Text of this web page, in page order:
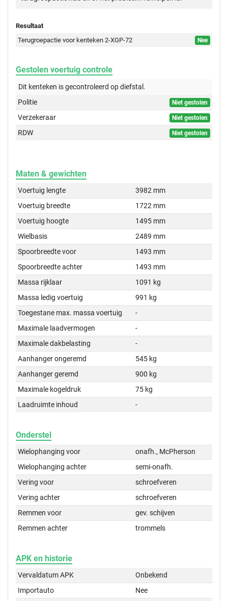
Resultaat
Terugroepactie voor kenteken 2-XGP-72
Nee
Gestolen voertuig controle
Dit kenteken is gecontroleerd opdiefstal.
Politie
Niet gestolen
Verzekeraar Niet gestolen
RDW Niet gestolen
Maten & gewichten
Voertuig lengte
3982 mm
Voertuig breedte
1722 mm
Voertuig hoogte
1495 mm
Wielbasis
2489 mm
Spoorbreedte voor
1493 mm
Spoorbreedte achter
1493 mm
Massa rijklaar
1091 kg
Massa ledig voertuig
991 kg
Toegestane max. massa voertuig
-
Maximale laadvermogen
-
Maximale dakbelasting
-
Aanhanger ongeremd
545 kg
Aanhanger geremd
900 kg
Maximale kogeldruk
75 kg
Laadruimte inhoud
-
Onderstel
Wielophanging voor
onafh., McPherson
Wielophanging achter
semi-onafh.
Vering voor
schroefveren
Vering achter
schroefveren
Remmen voor
gev. schijven
Remmen achter
trommels
APK en historie
Vervaldatum APK
Onbekend
Importauto
Nee